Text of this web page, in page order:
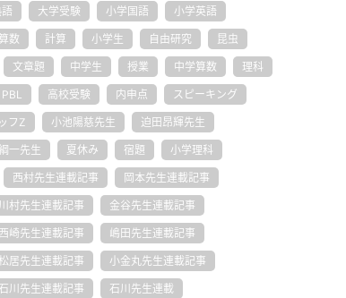
大学受験 小学国語 小学英語
数 計算 小学生 自由研究 昆虫
文章題 中学生 授業 中学算数 理科
PBL 高校受験 内申点 スピーキング
フZ 小池陽慈先生 迫田昂輝先生
一先生 夏休み 宿題 小学理科
西村先生連載記事 岡本先生連載記事
川村先生連載記事 金谷先生連載記事
西崎先生連載記事 嶋田先生連載記事
居先生連載記事 小金丸先生連載記事
石川先生連載記事 石川先生連載